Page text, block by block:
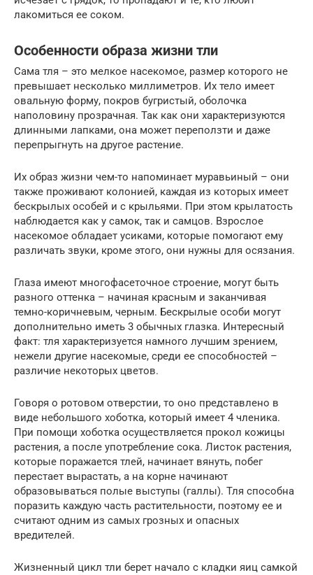
лакомиться ее соком.
Особенности образа жизни тли
Сама тля – это мелкое насекомое, размер которого не
превышает несколько миллиметров. Их тело имеет
овальную форму, покров бугристый, оболочка
наполовину прозрачная. Так как они характеризуются
длинными лапками, она может переползти и даже
перепрыгнуть на другое растение.
Их образ жизни чем-то напоминает муравьиный – они
также проживают колонией, каждая из которых имеет
бескрылых особей и с крыльями. При этом крылатость
наблюдается как у самок, так и самцов. Взрослое
насекомое обладает усиками, которые помогают ему
различать звуки, кроме этого, они нужны для осязания.
Глаза имеют многофасеточное строение, могут быть
разного оттенка – начиная красным и заканчивая
темно-коричневым, черным. Бескрылые особи могут
дополнительно иметь 3 обычных глазка. Интересный
факт: тля характеризуется намного лучшим зрением,
нежели другие насекомые, среди ее способностей –
различие некоторых цветов.
Говоря о ротовом отверстии, то оно представлено в
виде небольшого хоботка, который имеет 4 членика.
При помощи хоботка осуществляется прокол кожицы
растения, а после употребление сока. Листок растения,
которые поражается тлей, начинает вянуть, побег
перестает вырастать, а на корне начинают
образовываться полые выступы (галлы). Тля способна
поразить каждую часть растительности, поэтому ее и
считают одним из самых грозных и опасных
вредителей.
Жизненный цикл тли берет начало с кладки яиц самкой